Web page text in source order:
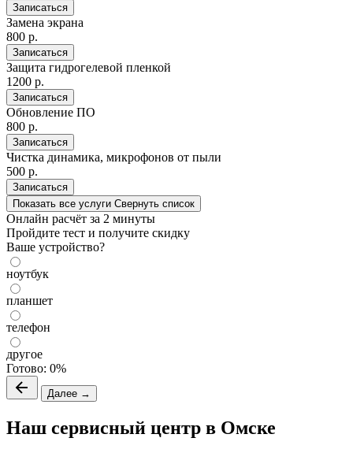
Записаться
Замена экрана
800 р.
Записаться
Защита гидрогелевой пленкой
1200 р.
Записаться
Обновление ПО
800 р.
Записаться
Чистка динамика, микрофонов от пыли
500 р.
Записаться
Показать все услуги Свернуть список
Онлайн расчёт за 2 минуты
Пройдите тест и получите скидку
Ваше устройство?
ноутбук
планшет
телефон
другое
Готово: 0%
Далее →
Наш сервисный центр в Омске